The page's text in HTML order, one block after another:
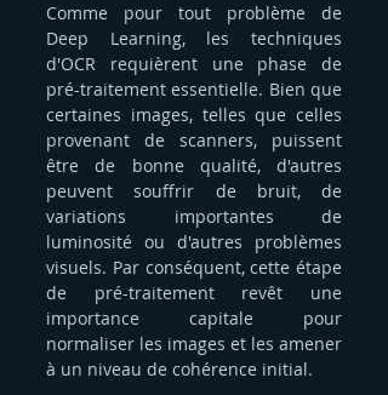
Comme pour tout problème de
Deep Learning, les techniques
d'OCR requièrent une phase de
pré-traitement essentielle. Bien que
certaines images, telles que celles
provenant de scanners, puissent
être de bonne qualité, d'autres
peuvent souffrir de bruit, de
variations importantes de
luminosité ou d'autres problèmes
visuels. Par conséquent, cette étape
de pré-traitement revêt une
importance capitale pour
normaliser les images et les amener
à un niveau de cohérence initial.